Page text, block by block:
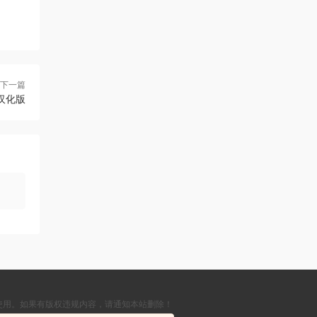
下一篇
化版
。如果有版权违规内容，请通知本站删除！